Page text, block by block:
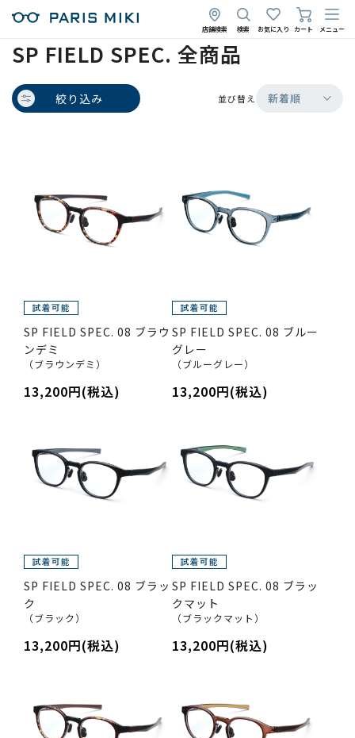
店舗検索 検索 お気に入り カート メニュー
SP FIELD SPEC. 全商品
絞り込み 並び替え 新着順
SP FIELD SPEC. 08 ブラウ
ンデミ
（ブラウンデミ）
13,200円(税込)
SP FIELD SPEC. 08 ブルー
グレー
（ブルーグレー）
13,200円(税込)
SP FIELD SPEC. 08 ブラッ
ク
（ブラック）
13,200円(税込)
SP FIELD SPEC. 08 ブラッ
クマット
（ブラックマット）
13,200円(税込)